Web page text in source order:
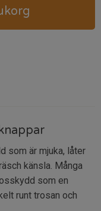
som är mjuka, låter
känsla. Många
som en
runt trosan och